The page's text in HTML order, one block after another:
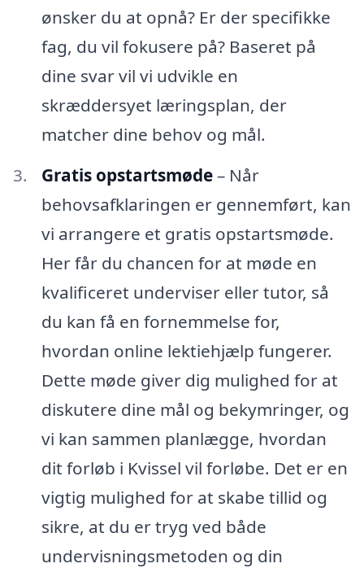
ønsker du at opnå? Er der specifikke
fag, du vil fokusere på? Baseret på
dine svar vil vi udvikle en
skræddersyet læringsplan, der
matcher dine behov og mål.
Gratis opstartsmøde– Når
behovsafklaringen er gennemført, kan
vi arrangere et gratis opstartsmøde.
Her får du chancen for at møde en
kvalificeret underviser eller tutor, så
du kan få en fornemmelse for,
hvordan online lektiehjælp fungerer.
Dette møde giver dig mulighed for at
diskutere dine mål og bekymringer, og
vi kan sammen planlægge, hvordan
dit forløb i Kvissel vil forløbe. Det er en
vigtig mulighed for at skabe tillid og
sikre, at du er tryg ved både
undervisningsmetoden og din